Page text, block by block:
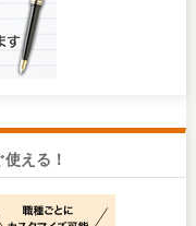
える！